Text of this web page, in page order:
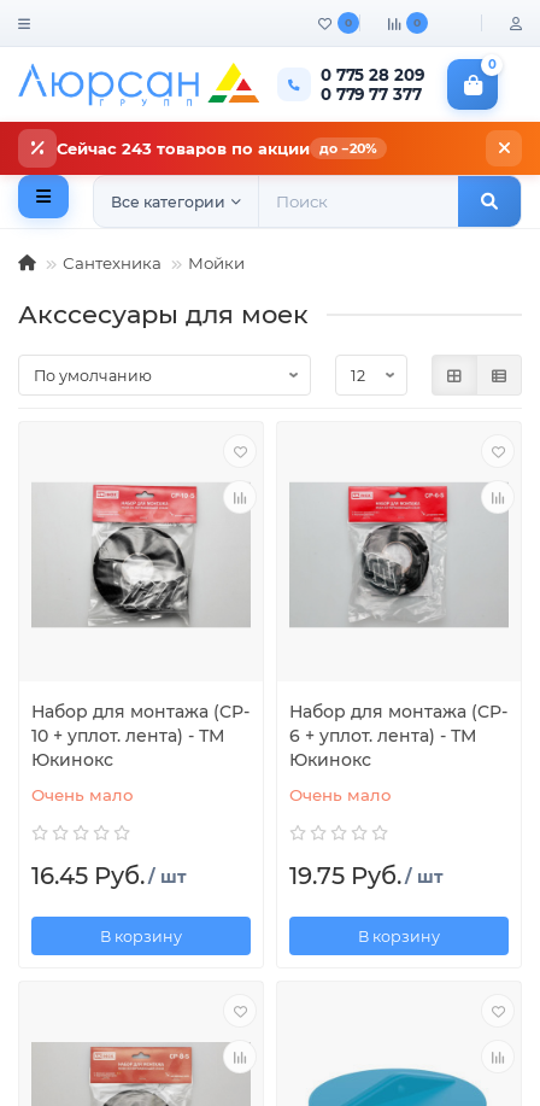
0 0
0 775 28 209
0 779 77 377
0
Сейчас 243 товаров по акции до −20%
Все категории
Сантехника Мойки
Акссесуары для моек
Набор для монтажа (CP-
10 + уплот. лента) - ТМ
Юкинокс
Очень мало
16.45 Руб./ шт
В корзину
Набор для монтажа (CP-
6 + уплот. лента) - ТМ
Юкинокс
Очень мало
19.75 Руб./ шт
В корзину